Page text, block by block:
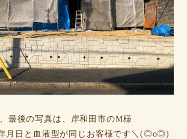
最後の写真は、岸和田市のM様
月日と血液型が同じお客様です＼(◎o◎)